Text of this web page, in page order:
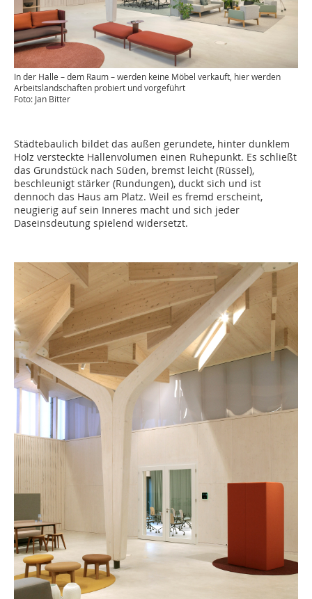
In der Halle – dem Raum – werden keine Möbel verkauft, hier werden
Arbeitslandschaften probiert und vorgeführt
Foto: Jan Bitter
Städtebaulich bildet das außen gerundete, hinter dunklem
Holz versteckte Hallenvolumen einen Ruhepunkt. Es schließt
das Grundstück nach Süden, bremst leicht (Rüssel),
beschleunigt stärker (Rundungen), duckt sich und ist
dennoch das Haus am Platz. Weil es fremd erscheint,
neugierig auf sein Inneres macht und sich jeder
Daseinsdeutung spielend widersetzt.